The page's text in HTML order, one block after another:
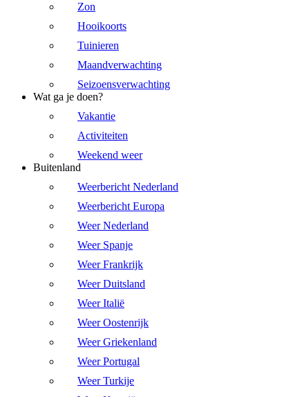
Zon
Hooikoorts
Tuinieren
Maandverwachting
Seizoensverwachting
Wat ga je doen?
Vakantie
Activiteiten
Weekend weer
Buitenland
Weerbericht Nederland
Weerbericht Europa
Weer Nederland
Weer Spanje
Weer Frankrijk
Weer Duitsland
Weer Italië
Weer Oostenrijk
Weer Griekenland
Weer Portugal
Weer Turkije